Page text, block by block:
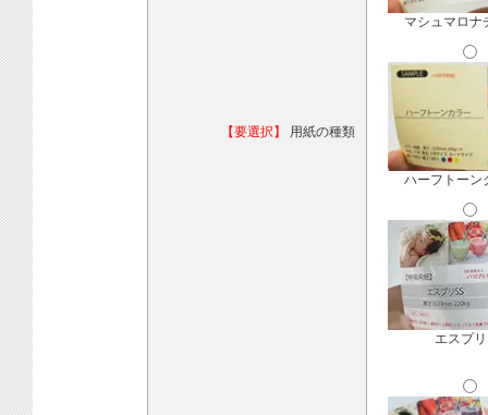
【要選択】 用紙の種類
マシュマロナ
ハーフトーン
エスプ